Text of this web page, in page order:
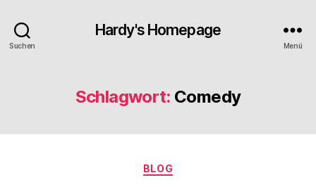
Suchen
Hardy's Homepage
Menü
Schlagwort: Comedy
Kategorien
BLOG